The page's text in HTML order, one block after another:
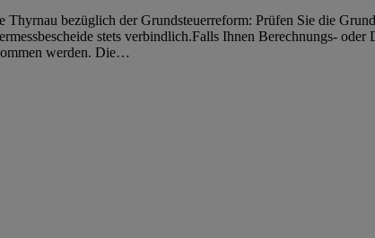
bezüglich der Grundsteuerreform: Prüfen Sie die
stets verbindlich.Falls Ihnen Berechnungs- oder
werden. Die…